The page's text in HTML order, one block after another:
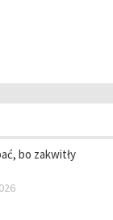
bo zakwitły